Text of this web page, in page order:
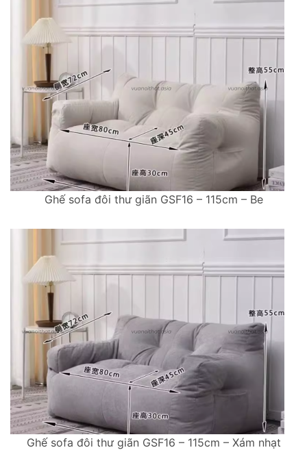
Ghế sofa đôi thư giãn GSF16 – 115cm – Be
Ghế sofa đôi thư giãn GSF16 – 115cm – Xám nhạt